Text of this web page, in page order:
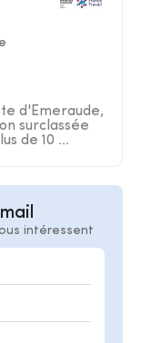
d'Emeraude,
surclassée
de 10 ...
intéressent